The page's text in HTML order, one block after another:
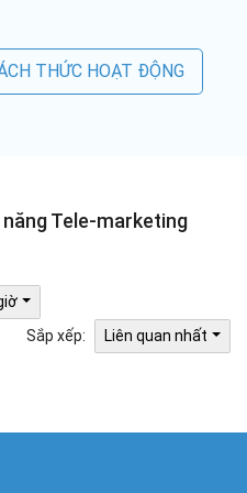
THỨC HOẠT ĐỘNG
Tele-marketing
Sắp xếp:
Liên quan nhất